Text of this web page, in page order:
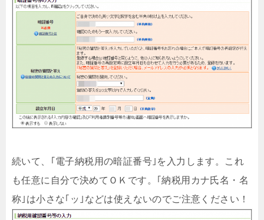
続いて、｢電子納税用の暗証番号｣を入力します。これ
も任意に自分で決めてＯＫです。｢納税用カナ氏名・名
称｣は小さな｢ッ｣などは使えないのでご注意ください！